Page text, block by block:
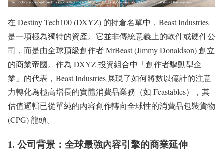
在 Destiny Tech100 (DXYZ) 的持倉名單中，Beast Industries
是一項極為獨特的資產。它並非傳統意義上的軟件或硬件公
司，而是由全球頂級創作者 MrBeast (Jimmy Donaldson) 創立
的商業帝國。作為 DXYZ 投資組合中「創作者驅動型企
業」的代表，Beast Industries 展現了如何將數以億計的注意
力轉化為極高增長的實體消費品業務（如 Feastables），其
估值邏輯已從單純的內容創作轉向全球性的消費品包裝貨物
(CPG) 龍頭。
1. 公司背景：全球最強內容引擎的商業延伸